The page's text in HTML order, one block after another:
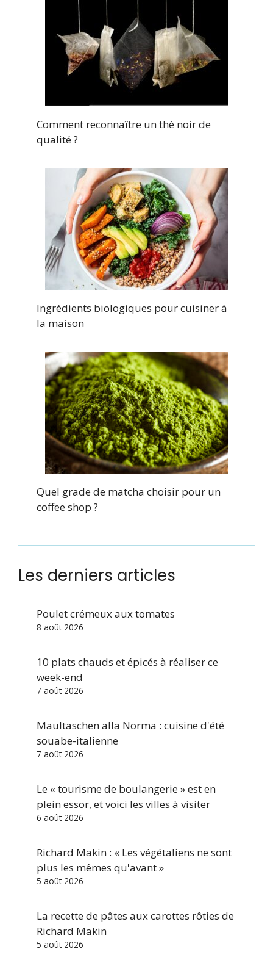
Comment reconnaître un thé noir de
qualité ?
Ingrédients biologiques pour cuisiner à
la maison
Quel grade de matcha choisir pour un
coffee shop ?
Les derniers articles
Poulet crémeux aux tomates
8 août 2026
10 plats chauds et épicés à réaliser ce
week-end
7 août 2026
Maultaschen alla Norma : cuisine d'été
souabe-italienne
7 août 2026
Le « tourisme de boulangerie » est en
plein essor, et voici les villes à visiter
6 août 2026
Richard Makin : « Les végétaliens ne sont
plus les mêmes qu'avant »
5 août 2026
La recette de pâtes aux carottes rôties de
Richard Makin
5 août 2026